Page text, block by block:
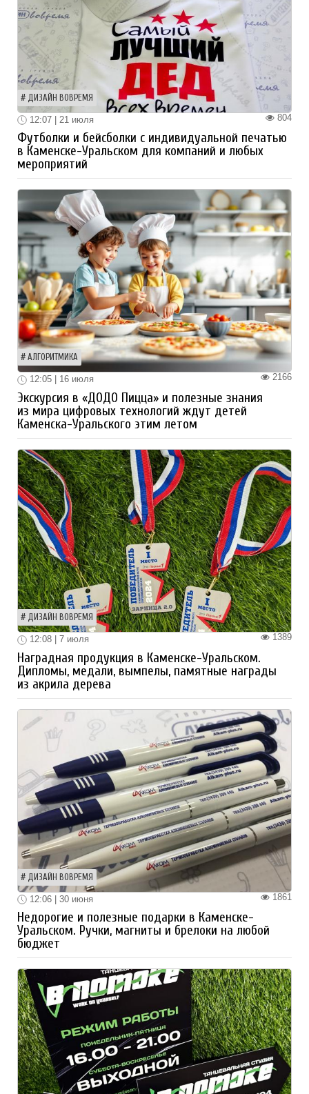
ДИЗАЙН ВОВРЕМЯ
804
12:07 | 21 июля
Футболки и бейсболки с индивидуальной печатью
в Каменске-Уральском для компаний и любых
мероприятий
АЛГОРИТМИКА
2166
12:05 | 16 июля
Экскурсия в «ДОДО Пицца» и полезные знания
из мира цифровых технологий ждут детей
Каменска-Уральского этим летом
ДИЗАЙН ВОВРЕМЯ
1389
12:08 | 7 июля
Наградная продукция в Каменске-Уральском.
Дипломы, медали, вымпелы, памятные награды
из акрила дерева
ДИЗАЙН ВОВРЕМЯ
1861
12:06 | 30 июня
Недорогие и полезные подарки в Каменске-
Уральском. Ручки, магниты и брелоки на любой
бюджет